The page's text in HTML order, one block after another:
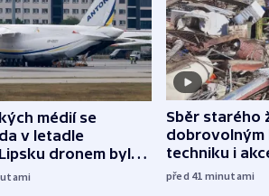
médií se
v letadle
dronem byla
Sběr starého
dobrovolným
techniku i
před 41 minutami